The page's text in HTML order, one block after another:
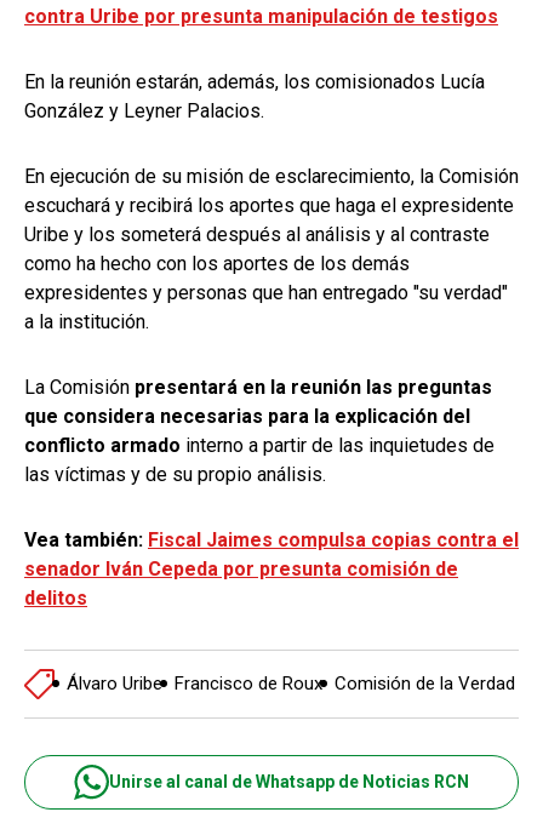
contra Uribe por presunta manipulación de testigos
En la reunión estarán, además, los comisionados Lucía
González y Leyner Palacios.
En ejecución de su misión de esclarecimiento, la Comisión
escuchará y recibirá los aportes que haga el expresidente
Uribe y los someterá después al análisis y al contraste
como ha hecho con los aportes de los demás
expresidentes y personas que han entregado "su verdad"
a la institución.
La Comisión presentará en la reunión las preguntas
que considera necesarias para la explicación del
conflicto armado interno a partir de las inquietudes de
las víctimas y de su propio análisis.
Vea también: Fiscal Jaimes compulsa copias contra el
senador Iván Cepeda por presunta comisión de
delitos
Álvaro Uribe Francisco de Roux Comisión de la Verdad
Unirse al canal de Whatsapp de Noticias RCN